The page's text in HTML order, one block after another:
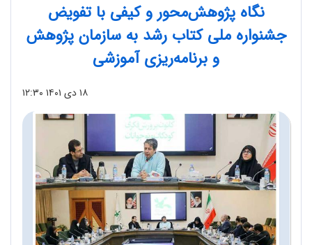
نگاه پژوهش‌محور و کیفی با تفویض
جشنواره ملی کتاب رشد به سازمان پژوهش
و برنامه‌ریزی آموزشی
۱۸ دی ۱۴۰۱ ۱۲:۳۰